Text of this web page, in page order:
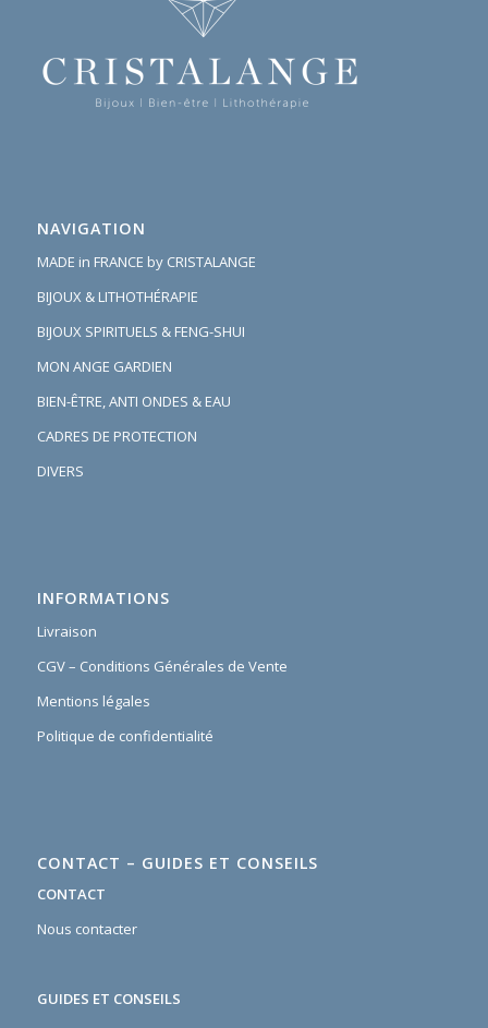
NAVIGATION
MADE in FRANCE by CRISTALANGE
BIJOUX & LITHOTHÉRAPIE
BIJOUX SPIRITUELS & FENG-SHUI
MON ANGE GARDIEN
BIEN-ÊTRE, ANTI ONDES & EAU
CADRES DE PROTECTION
DIVERS
INFORMATIONS
Livraison
CGV – Conditions Générales de Vente
Mentions légales
Politique de confidentialité
CONTACT – GUIDES ET CONSEILS
CONTACT
Nous contacter
GUIDES ET CONSEILS